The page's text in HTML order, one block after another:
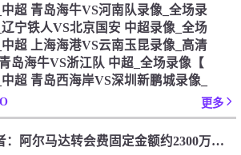
中超 青岛海牛VS河南队录像_全场录
辽宁铁人VS北京国安 中超录像_全场
中超 上海海港VS云南玉昆录像_高清
岛海牛VS浙江队 中超_全场录像【
超 青岛西海岸VS深圳新鹏城录像_
更多
[你怎么看？]记者：阿尔马达转会费固定金额约2300万欧，外